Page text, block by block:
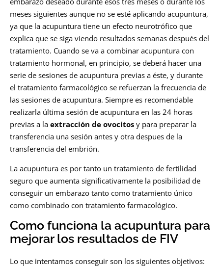
meses siguientes aunque no se esté aplicando acupuntura,
ya que la acupuntura tiene un efecto neurotrófico que
explica que se siga viendo resultados semanas después del
tratamiento. Cuando se va a combinar acupuntura con
tratamiento hormonal, en principio, se deberá hacer una
serie de sesiones de acupuntura previas a éste, y durante
el tratamiento farmacológico se refuerzan la frecuencia de
las sesiones de acupuntura. Siempre es recomendable
realizarla última sesión de acupuntura en las 24 horas
previas a la extracción de ovocitos y para preparar la
transferencia una sesión antes y otra despues de la
transferencia del embrión.
La acupuntura es por tanto un tratamiento de fertilidad
seguro que aumenta significativamente la posibilidad de
conseguir un embarazo tanto como tratamiento único
como combinado con tratamiento farmacológico.
Como funciona la acupuntura para
mejorar los resultados de FIV
Lo que intentamos conseguir son los siguientes objetivos: